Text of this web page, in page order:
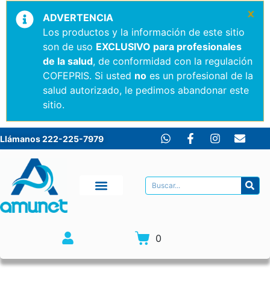
ADVERTENCIA
Los productos y la información de este sitio
son de uso EXCLUSIVO para profesionales
de la salud, de conformidad con la regulación
COFEPRIS. Si usted no es un profesional de la
salud autorizado, le pedimos abandonar este
sitio.
×
Llámanos 222-225-7979
0